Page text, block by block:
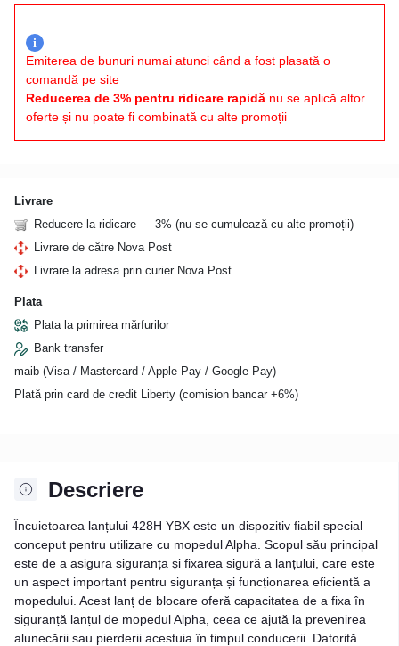
i
Emiterea de bunuri numai atunci când a fost plasată o
comandă pe site
Reducerea de 3% pentru ridicare rapidă nu se aplică altor
oferte și nu poate fi combinată cu alte promoții
Livrare
Reducere la ridicare — 3% (nu se cumulează cu alte promoții)
Livrare de către Nova Post
Livrare la adresa prin curier Nova Post
Plata
Plata la primirea mărfurilor
Bank transfer
maib (Visa / Mastercard / Apple Pay / Google Pay)
Plată prin card de credit Liberty (comision bancar +6%)
Descriere
Încuietoarea lanțului 428H YBX este un dispozitiv fiabil special
conceput pentru utilizare cu mopedul Alpha. Scopul său principal
este de a asigura siguranța și fixarea sigură a lanțului, care este
un aspect important pentru siguranța și funcționarea eficientă a
mopedului. Acest lanț de blocare oferă capacitatea de a fixa în
siguranță lanțul de mopedul Alpha, ceea ce ajută la prevenirea
alunecării sau pierderii acestuia în timpul conducerii. Datorită